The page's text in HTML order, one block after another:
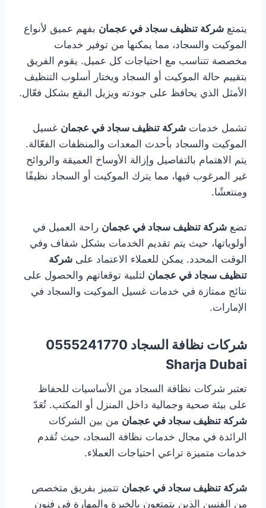
يتمتع شركة تنظيف سجاد في عجمان بفهم عميق لأنواع
الموكيت والسجاد، مما يمكنها من توفير خدمات
مخصصة تتناسب مع احتياجات كل عميل. يقوم الفريق
بتقييم حالة الموكيت أو السجاد ويختار أسلوب التنظيف
الأمثل الذي يحافظ على جودته ويزيل البقع بشكل فعّال.
تشمل خدمات شركة تنظيف سجاد في عجمان غسيل
الموكيت والسجاد بأحدث المعدات والمنظفات الفعّالة.
يتم الاهتمام بالتفاصيل وإزالة الأوساخ العميقة والروائح
غير المرغوب فيها، مما يترك الموكيت أو السجاد نظيفًا
ومنتعشًا.
تضع شركة تنظيف سجاد في عجمان راحة العميل في
أولوياتها، حيث يتم تقديم الخدمات بشكل شفاف وفي
الوقت المحدد. يمكن للعملاء الاعتماد على شركة
تنظيف سجاد في عجمان لتلبية توقعاتهم والحصول على
نتائج ممتازة في خدمات غسيل الموكيت والسجاد في
الإمارات.
شركات نظافة السجاد 0555241770
Sharja Dubai
تعتبر شركات نظافة السجاد من الأساسيات للحفاظ
على بيئة صحية وجمالية داخل المنزل أو المكتب. تُعَدّ
شركة تنظيف سجاد في عجمان من بين الشركات
الرائدة في مجال خدمات نظافة السجاد، حيث تُقدم
خدمات متميزة تراعي احتياجات العملاء.
شركة تنظيف سجاد في عجمان تتميز بفريق متخصص
من الفنيين الذين يتمتعون بالخبرة والمهارة في فنون